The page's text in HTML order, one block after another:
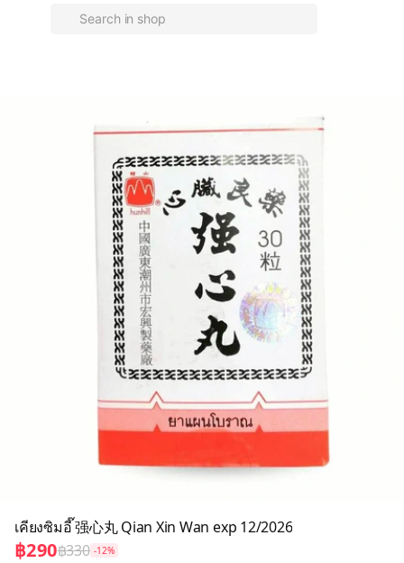
เคียงซิมอี๊ 强心丸 Qian Xin Wan exp 12/2026
฿290฿330 -12%